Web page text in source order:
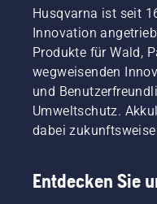
Husqvarna ist seit
Innovation
Produkte für Wald,
wegweisenden
und
Umweltschutz.
dabei
Entdecken Sie